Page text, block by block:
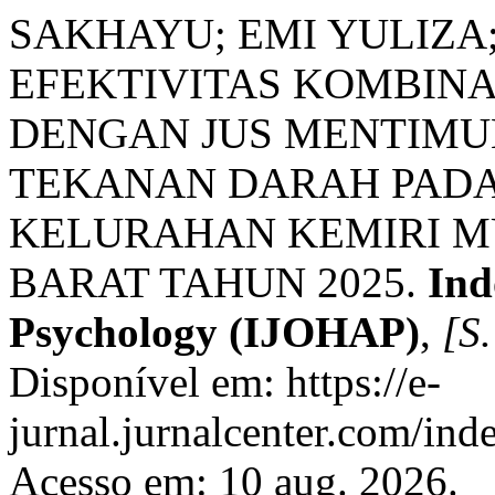
SAKHAYU; EMI
EFEKTIVITAS
DENGAN JUS
TEKANAN DARAH
KELURAHAN KEMIRI
BARAT TAHUN 2025.
Psychology (IJOHAP),
Disponível em: https://e-
jurnal.jurnalcenter.com/
Acesso em: 10 aug. 2026.